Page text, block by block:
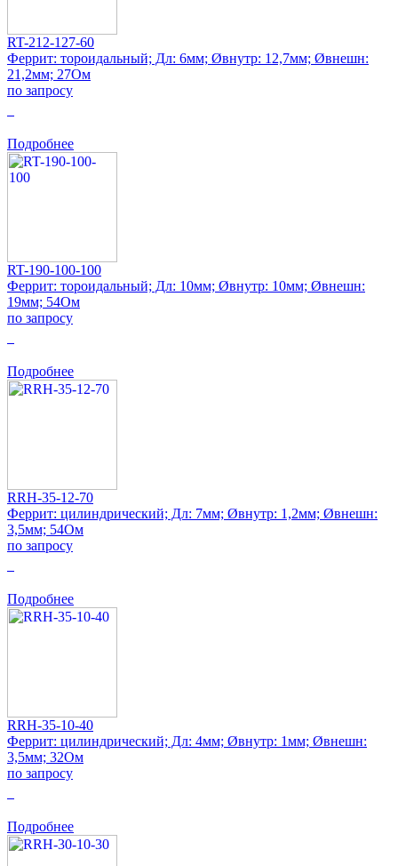
RT-212-127-60
Феррит: тороидальный; Дл: 6мм; Øвнутр: 12,7мм; Øвнешн:
21,2мм; 27Ом
по запросу
Подробнее
RT-190-100-100
Феррит: тороидальный; Дл: 10мм; Øвнутр: 10мм; Øвнешн:
19мм; 54Ом
по запросу
Подробнее
RRH-35-12-70
Феррит: цилиндрический; Дл: 7мм; Øвнутр: 1,2мм; Øвнешн:
3,5мм; 54Ом
по запросу
Подробнее
RRH-35-10-40
Феррит: цилиндрический; Дл: 4мм; Øвнутр: 1мм; Øвнешн:
3,5мм; 32Ом
по запросу
Подробнее